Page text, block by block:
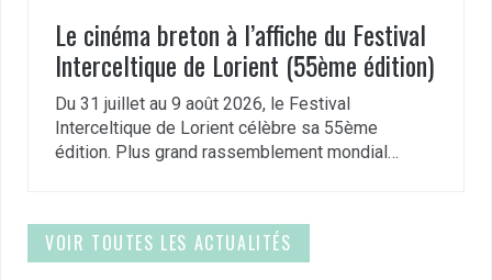
Le cinéma breton à l’affiche du Festival
Interceltique de Lorient (55ème édition)
Du 31 juillet au 9 août 2026, le Festival
Interceltique de Lorient célèbre sa 55ème
édition. Plus grand rassemblement mondial…
VOIR TOUTES LES ACTUALITÉS